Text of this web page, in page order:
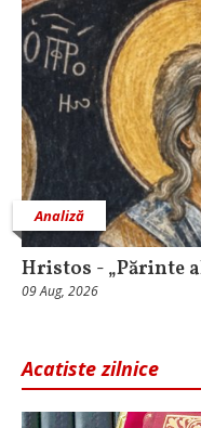
Analiză
Hristos - „Părinte
09 Aug, 2026
Acatiste zilnice